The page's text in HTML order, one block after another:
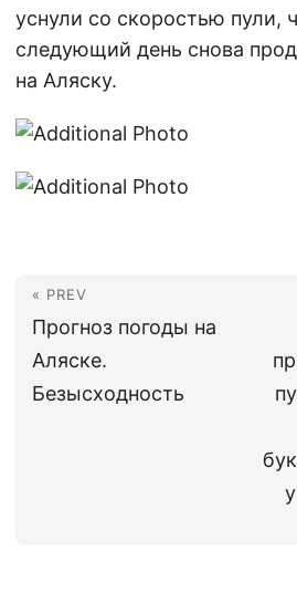
уснули со скоростью пули,
следующий день снова
на Аляску.
« PREV
Прогноз погоды на
Аляске.
Безысходность